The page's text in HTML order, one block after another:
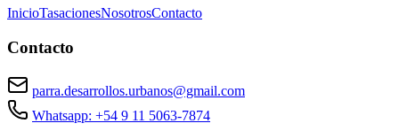
InicioTasacionesNosotrosContacto
Contacto
parra.desarrollos.urbanos@gmail.com
Whatsapp: +54 9 11 5063-7874